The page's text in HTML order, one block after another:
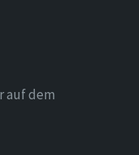
auf dem